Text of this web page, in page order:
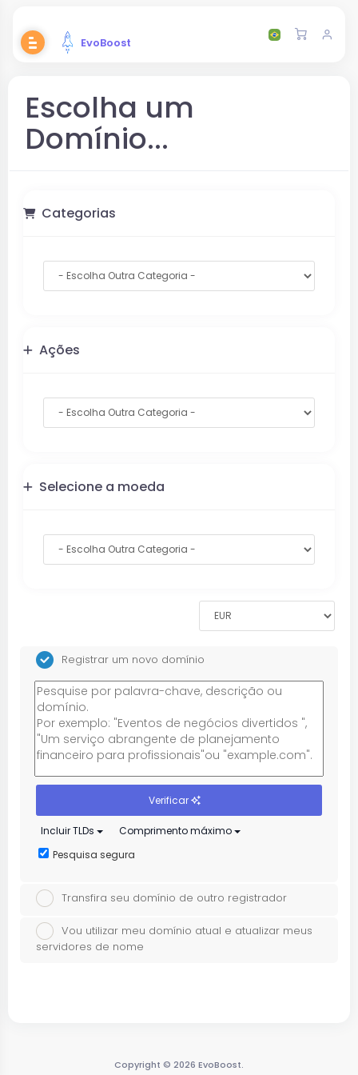
EvoBoost
Escolha um
Domínio...
Categorias
Ações
Selecione a moeda
Registrar um novo domínio
Verificar
Incluir TLDs
Comprimento máximo
Pesquisa segura
Transfira seu domínio de outro registrador
Vou utilizar meu domínio atual e atualizar meus
servidores de nome
Copyright © 2026 EvoBoost.